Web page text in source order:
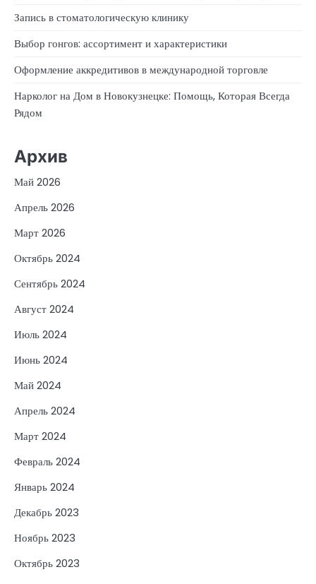
Запись в стоматологическую клинику
Выбор гонгов: ассортимент и характеристики
Оформление аккредитивов в международной торговле
Нарколог на Дом в Новокузнецке: Помощь, Которая Всегда
Рядом
Архив
Май 2026
Апрель 2026
Март 2026
Октябрь 2024
Сентябрь 2024
Август 2024
Июль 2024
Июнь 2024
Май 2024
Апрель 2024
Март 2024
Февраль 2024
Январь 2024
Декабрь 2023
Ноябрь 2023
Октябрь 2023